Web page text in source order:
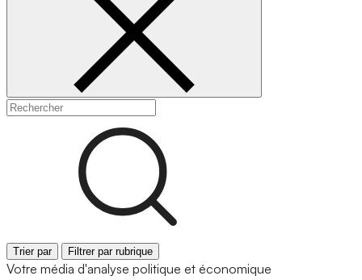
Trier par Filtrer par rubrique
Votre média d'analyse politique et économique